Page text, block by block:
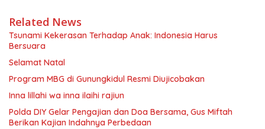
Related News
Tsunami Kekerasan Terhadap Anak: Indonesia Harus
Bersuara
Selamat Natal
Program MBG di Gunungkidul Resmi Diujicobakan
Inna lillahi wa inna ilaihi rajiun
Polda DIY Gelar Pengajian dan Doa Bersama, Gus Miftah
Berikan Kajian Indahnya Perbedaan